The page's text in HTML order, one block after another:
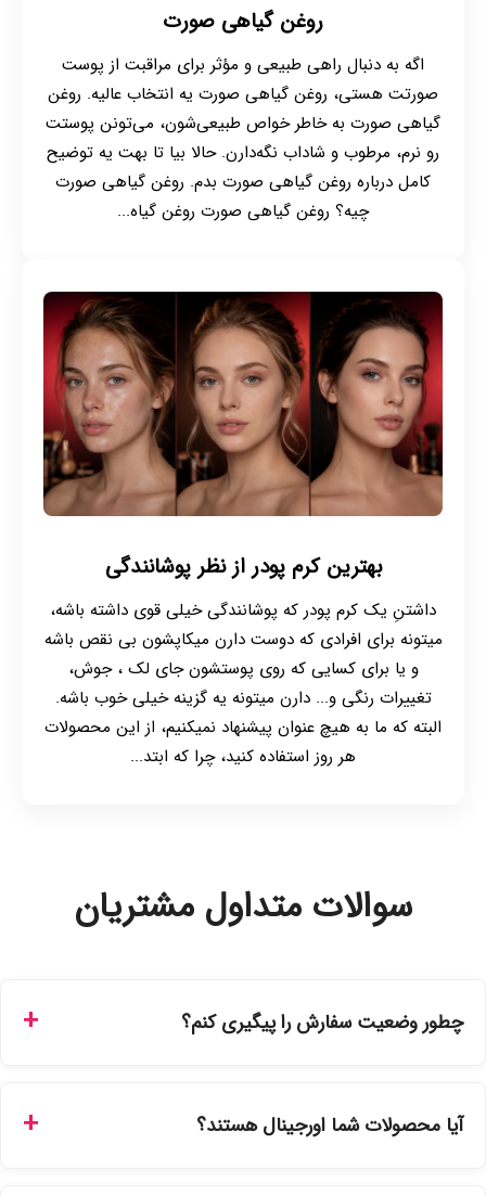
روغن گیاهی صورت
اگه به دنبال راهی طبیعی و مؤثر برای مراقبت از پوست
صورتت هستی، روغن گیاهی صورت یه انتخاب عالیه. روغن
گیاهی صورت به خاطر خواص طبیعی‌شون، می‌تونن پوستت
رو نرم، مرطوب و شاداب نگه‌دارن. حالا بیا تا بهت یه توضیح
کامل درباره روغن‌ گیاهی صورت بدم. روغن گیاهی صورت
چیه؟ روغن گیاهی صورت روغن گیاه...
بهترین کرم پودر از نظر پوشانندگی
داشتنِ یک کرم پودر که پوشانندگی خیلی قوی داشته باشه،
میتونه برای افرادی که دوست دارن میکاپشون بی نقص باشه
و یا برای کسایی که روی پوستشون جای لک ، جوش،
تغییرات رنگی و... دارن میتونه یه گزینه خیلی خوب باشه.
البته که ما به هیچ عنوان پیشنهاد نمیکنیم، از این محصولات
هر روز استفاده کنید، چرا که ابتد...
سوالات متداول مشتریان
چطور وضعیت سفارش را پیگیری کنم؟
سفارشات در سایت، وضعیت لحظه‌ای مرسوله را مشاهده کنید.
آیا محصولات شما اورجینال هستند؟